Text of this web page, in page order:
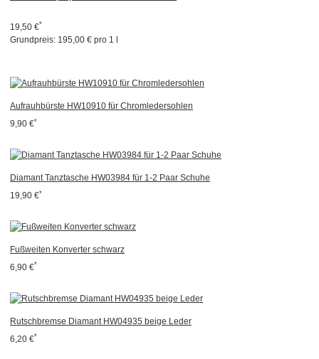
19,50 €*
Grundpreis: 195,00 € pro 1 l
Aufrauhbürste HW10910 für Chromledersohlen
9,90 €*
Diamant Tanztasche HW03984 für 1-2 Paar Schuhe
19,90 €*
Fußweiten Konverter schwarz
6,90 €*
Rutschbremse Diamant HW04935 beige Leder
6,20 €*